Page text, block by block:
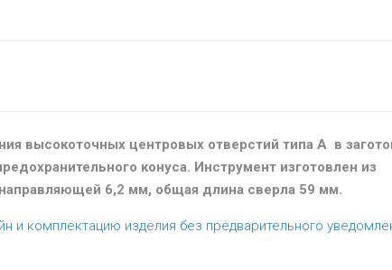
высокоточных центровых отверстий типа А в
конуса. Инструмент изготовлен из
6,2 мм, общая длина сверла 59 мм.
и комплектацию изделия без предварительного